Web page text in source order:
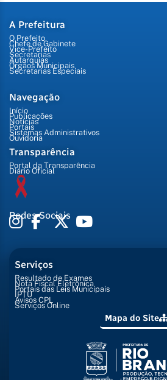
A Prefeitura
O Prefeito
Chefe de Gabinete
Vice-Prefeito
Secretarias
Autarquias
Órgãos Municipais
Secretarias Especiais
Navegação
Início
Publicações
Notícias
Portais
Sistemas Administrativos
Ouvidoria
Transparência
Portal da Transparência
Diário Oficial
Redes Sociais
Serviços
Resultado de Exames
Nota Fiscal Eletrônica
Portais das Leis Municipais
IPTU
Avisos CPL
Serviços Online
Mapa do Site